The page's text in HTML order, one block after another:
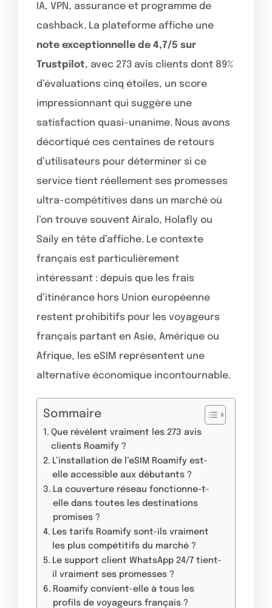
IA, VPN, assurance et programme de
cashback. La plateforme affiche une
note exceptionnelle de 4,7/5 sur
Trustpilot, avec 273 avis clients dont 89%
d’évaluations cinq étoiles, un score
impressionnant qui suggère une
satisfaction quasi-unanime. Nous avons
décortiqué ces centaines de retours
d’utilisateurs pour déterminer si ce
service tient réellement ses promesses
ultra-compétitives dans un marché où
l’on trouve souvent Airalo, Holafly ou
Saily en tête d’affiche. Le contexte
français est particulièrement
intéressant : depuis que les frais
d’itinérance hors Union européenne
restent prohibitifs pour les voyageurs
français partant en Asie, Amérique ou
Afrique, les eSIM représentent une
alternative économique incontournable.
Sommaire
Que révèlent vraiment les 273 avis
clients Roamify ?
L’installation de l’eSIM Roamify est-
elle accessible aux débutants ?
La couverture réseau fonctionne-t-
elle dans toutes les destinations
promises ?
Les tarifs Roamify sont-ils vraiment
les plus compétitifs du marché ?
Le support client WhatsApp 24/7 tient-
il vraiment ses promesses ?
Roamify convient-elle à tous les
profils de voyageurs français ?